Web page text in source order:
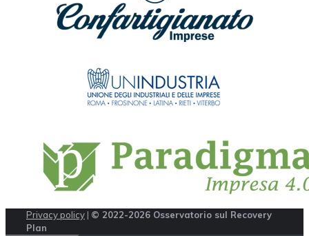
Privacy policy | © 2022-2026 Osservatorio sul Recovery
Plan